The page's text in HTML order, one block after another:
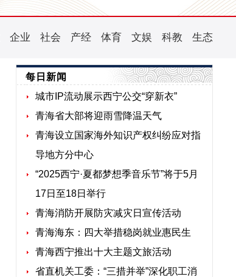
企业 社会 产经 体育 文娱 科教 生态
每日新闻
城市IP流动展示西宁公交“穿新衣”
青海省大部将迎雨雪降温天气
青海设立国家海外知识产权纠纷应对指
导地方分中心
“2025西宁·夏都梦想季音乐节”将于5月
17日至18日举行
青海消防开展防灾减灾日宣传活动
青海海东：四大举措稳岗就业惠民生
青海西宁推出十大主题文旅活动
省直机关工委：“三措并举”深化职工消